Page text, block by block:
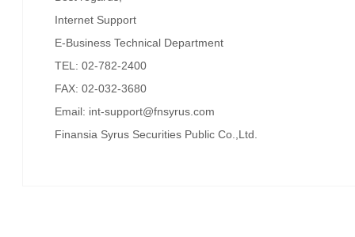
Internet Support
E-Business Technical Department
TEL: 02-782-2400
FAX: 02-032-3680
Email: int-support@fnsyrus.com
Finansia Syrus Securities Public Co.,Ltd.